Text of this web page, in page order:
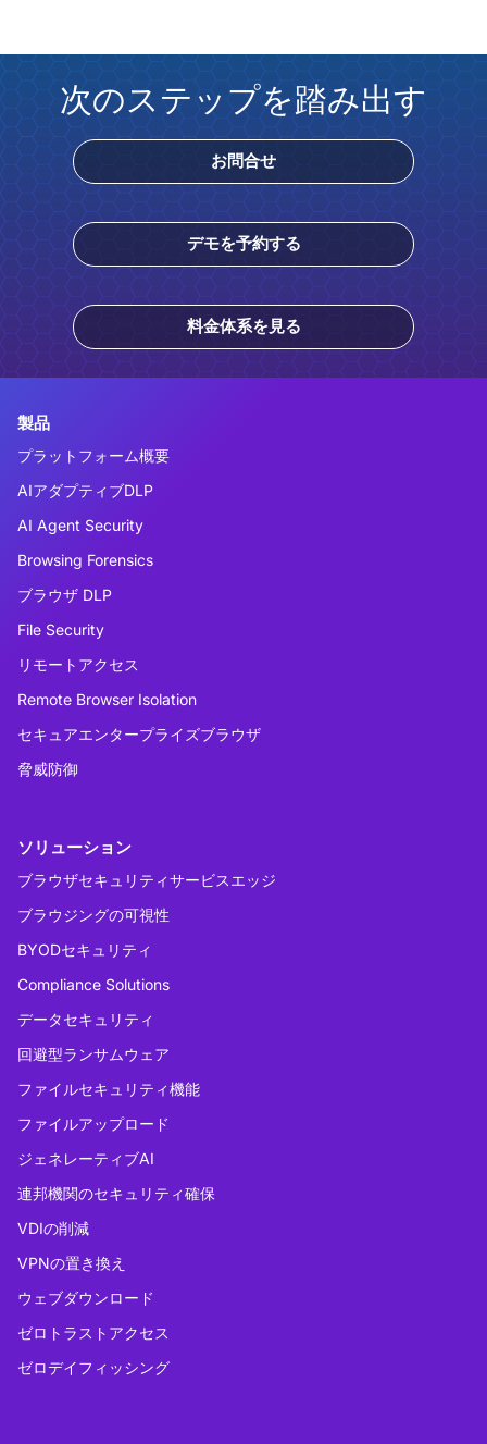
次のステップを踏み出す
お問合せ
デモを予約する
料金体系を見る
製品
プラットフォーム概要
AIアダプティブDLP
AI Agent Security
Browsing Forensics
ブラウザ DLP
File Security
リモートアクセス
Remote Browser Isolation
セキュアエンタープライズブラウザ
脅威防御
ソリューション
ブラウザセキュリティサービスエッジ
ブラウジングの可視性
BYODセキュリティ
Compliance Solutions
データセキュリティ
回避型ランサムウェア
ファイルセキュリティ機能
ファイルアップロード
ジェネレーティブAI
連邦機関のセキュリティ確保
VDIの削減
VPNの置き換え
ウェブダウンロード
ゼロトラストアクセス
ゼロデイフィッシング